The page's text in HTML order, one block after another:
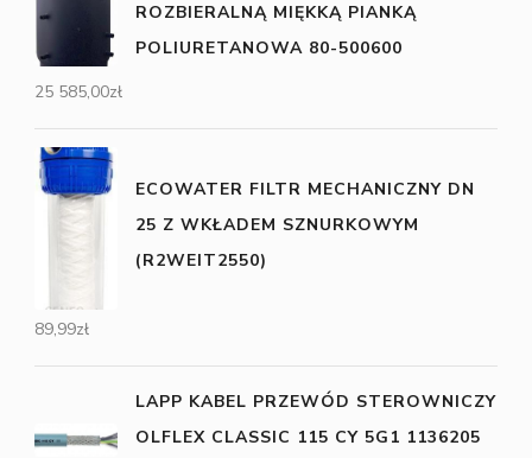
ROZBIERALNĄ MIĘKKĄ PIANKĄ
POLIURETANOWA 80-500600
25 585,00zł
ECOWATER FILTR MECHANICZNY DN
25 Z WKŁADEM SZNURKOWYM
(R2WEIT2550)
89,99zł
LAPP KABEL PRZEWÓD STEROWNICZY
OLFLEX CLASSIC 115 CY 5G1 1136205